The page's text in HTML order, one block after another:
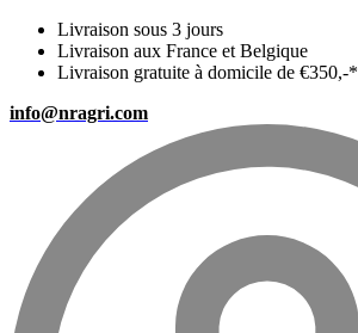
Livraison sous 3 jours
Livraison aux France et Belgique
Livraison gratuite à domicile de €350,-*
info@nragri.com